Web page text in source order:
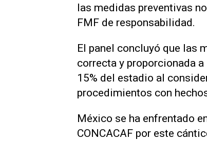
las medidas preventivas
FMF de responsabilidad.
El panel concluyó que las
correcta y proporcionada
15% del estadio al
procedimientos con
México se ha enfrentado
CONCACAF por este